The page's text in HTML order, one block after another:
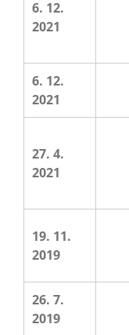
6. 12.
2021
6. 12.
2021
27. 4.
2021
19. 11.
2019
26. 7.
2019